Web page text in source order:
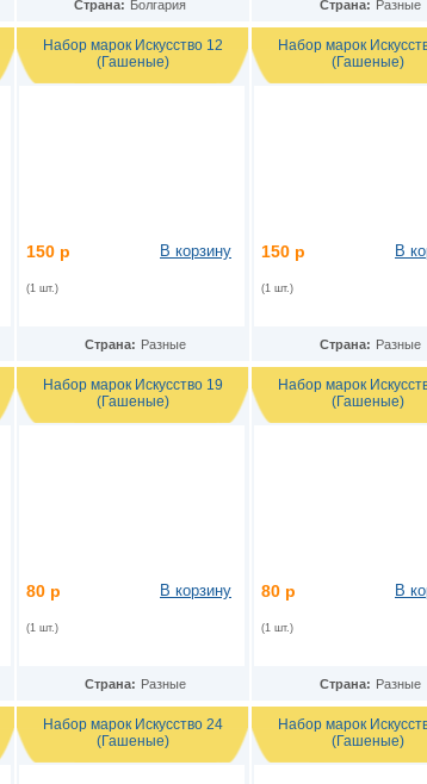
Страна: Болгария Страна: Разные
Набор марок Искусство 12
(Гашеные)
150 р
(1 шт.)
В корзину
Страна: Разные
Набор марок
(Гашеные)
150 р
(1 шт.)
В
Страна: Разные
Набор марок Искусство 19
(Гашеные)
80 р
(1 шт.)
В корзину
Страна: Разные
Набор марок
(Гашеные)
80 р
(1 шт.)
В
Страна: Разные
Набор марок Искусство 24
(Гашеные)
Набор марок
(Гашеные)